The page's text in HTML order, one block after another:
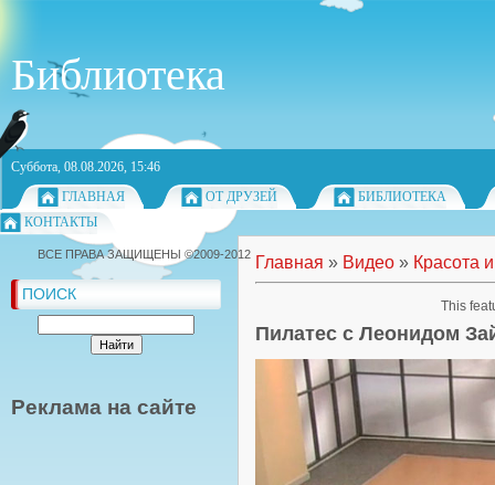
Библиотека
Суббота, 08.08.2026, 15:46
ГЛАВНАЯ
ОТ ДРУЗЕЙ
БИБЛИОТЕКА
КОНТАКТЫ
ПОИСК
Реклама на сайте
Главная » Видео » Красота
Пилатес с Леонидом
ВСЕ ПРАВА ЗАЩИЩЕНЫ ©2009-2012
This